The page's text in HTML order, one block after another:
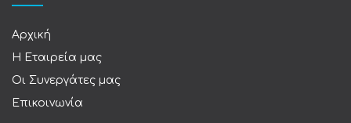
Αρχική
Η Εταιρεία μας
Οι Συνεργάτες μας
Επικοινωνία